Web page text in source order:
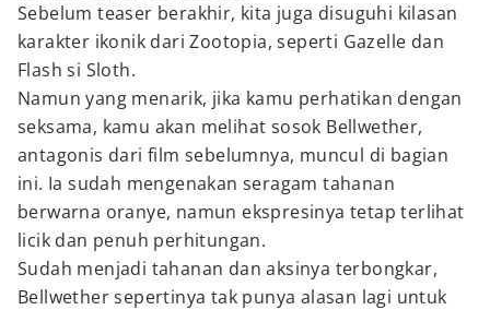
Sebelum teaser berakhir, kita juga disuguhi kilasan
karakter ikonik dari Zootopia, seperti Gazelle dan
Flash si Sloth.
Namun yang menarik, jika kamu perhatikan dengan
seksama, kamu akan melihat sosok Bellwether,
antagonis dari film sebelumnya, muncul di bagian
ini. Ia sudah mengenakan seragam tahanan
berwarna oranye, namun ekspresinya tetap terlihat
licik dan penuh perhitungan.
Sudah menjadi tahanan dan aksinya terbongkar,
Bellwether sepertinya tak punya alasan lagi untuk